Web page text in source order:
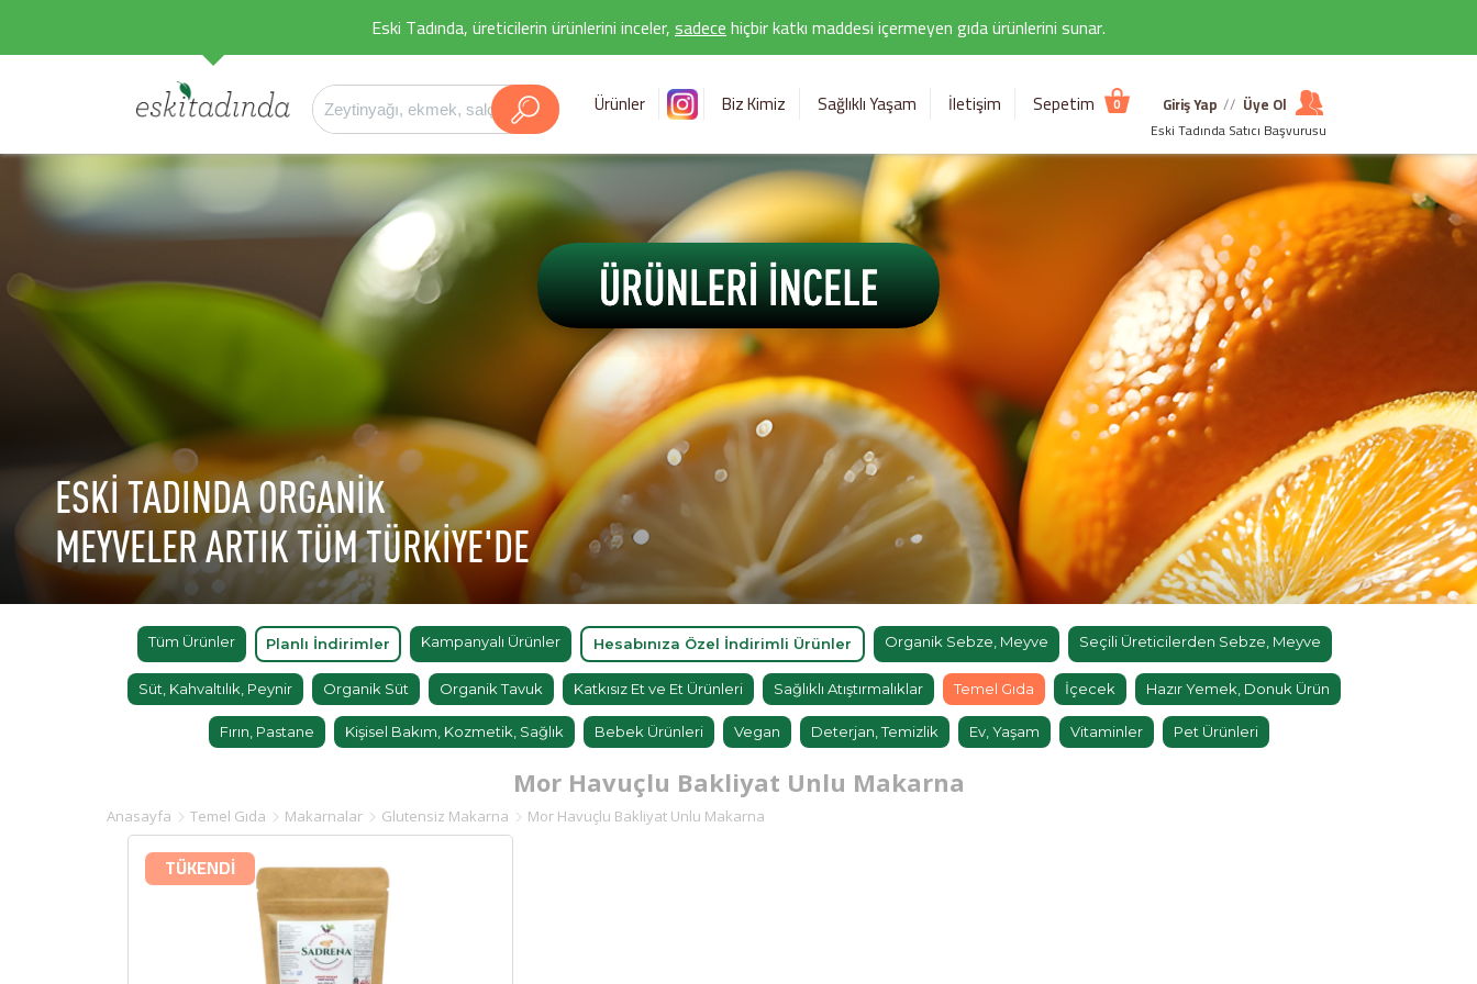
Eski Tadında, üreticilerin ürünlerini inceler,sadecehiçbir katkı maddesi içermeyen gıda ürünlerini sunar.
Ürünler Biz Kimiz Sağlıklı Yaşam İletişim Sepetim 0 Giriş Yap // Üye Ol
Eski Tadında Satıcı Başvurusu
ESKİ TADINDA ORGANİK
MEYVELER ARTIK TÜM TÜRKİYE'DE
Tüm Ürünler Planlı İndirimler Kampanyalı Ürünler Hesabınıza Özel İndirimli Ürünler Organik Sebze, Meyve Seçili Üreticilerden Sebze, Meyve
Süt, Kahvaltılık, Peynir Organik Süt Organik Tavuk Katkısız Et ve Et Ürünleri Sağlıklı Atıştırmalıklar Temel Gıda İçecek Hazır Yemek, Donuk Ürün
Fırın, Pastane Kişisel Bakım, Kozmetik, Sağlık Bebek Ürünleri Vegan Deterjan, Temizlik Ev, Yaşam Vitaminler Pet Ürünleri
Mor Havuçlu Bakliyat Unlu Makarna
Anasayfa Temel Gıda Makarnalar Glutensiz Makarna Mor Havuçlu Bakliyat Unlu Makarna
TÜKENDİ